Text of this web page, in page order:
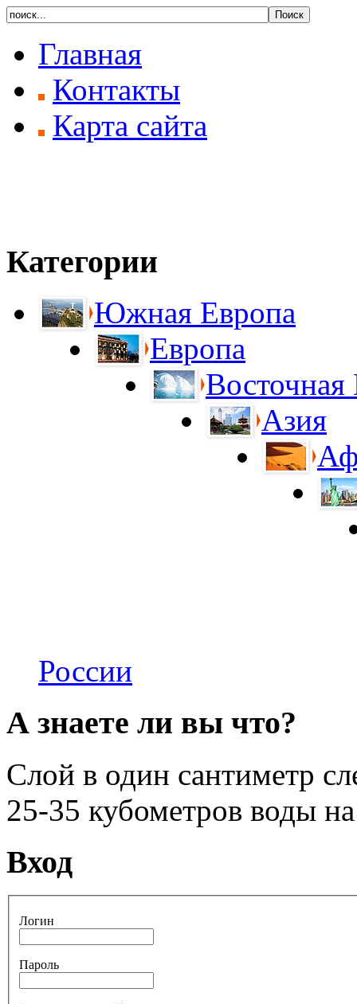
Главная
Контакты
Карта сайта
Категории
Южная Европа
Европа
Восточная
Азия
России
А знаете ли вы что?
Слой в один сантиметр
25-35 кубометров воды
Вход
Логин
Пароль